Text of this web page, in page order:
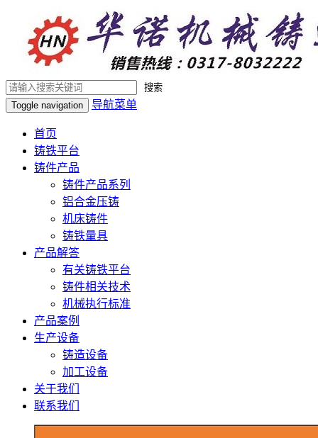
搜索
Toggle navigation
导航菜单
首页
铸铁平台
铸件产品
铸件产品系列
铝合金压铸
机床铸件
铸铁量具
产品解答
有关铸铁平台
铸件相关技术
机械执行标准
产品案例
生产设备
铸造设备
加工设备
关于我们
联系我们